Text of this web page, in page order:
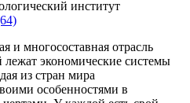
и многосоставная отрасль
экономические системы
из стран мира
особенностями в